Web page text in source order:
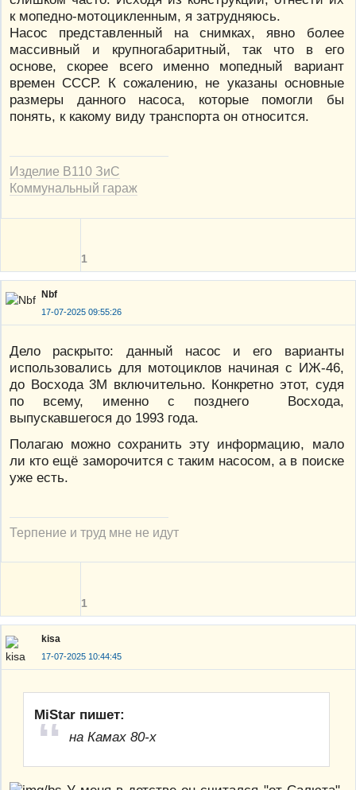
к мопедно-мотоцикленным, я затрудняюсь.
Насос представленный на снимках, явно более
массивный и крупногабаритный, так что в его
основе, скорее всего именно мопедный вариант
времен СССР. К сожалению, не указаны основные
размеры данного насоса, которые помогли бы
понять, к какому виду транспорта он относится.
Изделие В110 ЗиС
Коммунальный гараж
1
Nbf
17-07-2025 09:55:26
Дело раскрыто: данный насос и его варианты
использовались для мотоциклов начиная с ИЖ-46,
до Восхода 3М включительно. Конкретно этот, судя
по всему, именно с позднего Восхода,
выпускавшегося до 1993 года.
Полагаю можно сохранить эту информацию, мало
ли кто ещё заморочится с таким насосом, а в поиске
уже есть.
Терпение и труд мне не идут
1
kisa
17-07-2025 10:44:45
MiStar пишет:
на Камах 80-х